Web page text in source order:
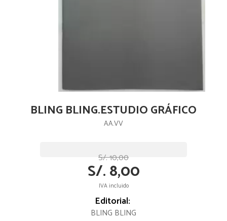
BLING BLING.ESTUDIO GRÁFICO
AA.VV
S/. 10,00
S/. 8,00
IVA incluido
Editorial:
BLING BLING